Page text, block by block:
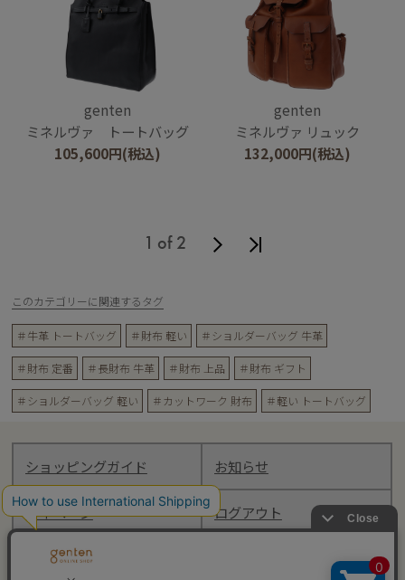
genten
ミネルヴァ トートバッグ
105,600円(税込)
genten
ミネルヴァ リュック
132,000円(税込)
1 of 2
このカテゴリーに関連するタグ
＃牛革 トートバッグ ＃財布 軽い ＃ショルダーバッグ 牛革
＃財布 定番 ＃長財布 牛革 ＃財布 上品 ＃財布 ギフト
＃ショルダーバッグ 軽い ＃カットワーク 財布 ＃軽い トートバッグ
ショッピングガイド お知らせ
マイページ ログアウト